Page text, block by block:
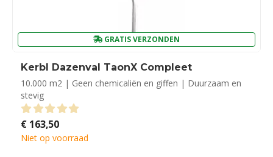
GRATIS VERZONDEN
Kerbl Dazenval TaonX Compleet
10.000 m2 | Geen chemicaliën en giffen | Duurzaam en
stevig
0 out of 5
€ 163,50
Niet op voorraad